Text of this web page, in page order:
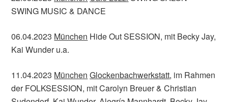
SWING MUSIC & DANCE
06.04.2023 München Hide Out SESSION, mit Becky Jay,
Kai Wunder u.a.
11.04.2023 München Glockenbachwerkstatt, im Rahmen
der FOLKSESSION, mit Carolyn Breuer & Christian